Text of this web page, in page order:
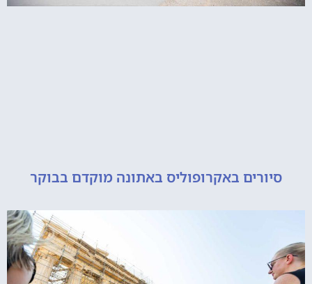
סיורים באקרופוליס באתונה מוקדם בבוקר